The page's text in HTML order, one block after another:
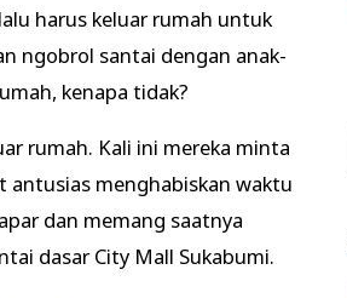
harus keluar rumah untuk
ngobrol santai dengan anak-
kenapa tidak?
rumah. Kali ini mereka minta
antusias menghabiskan waktu
dan memang saatnya
dasar City Mall Sukabumi.